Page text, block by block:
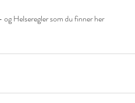
og Helseregler som du finner her